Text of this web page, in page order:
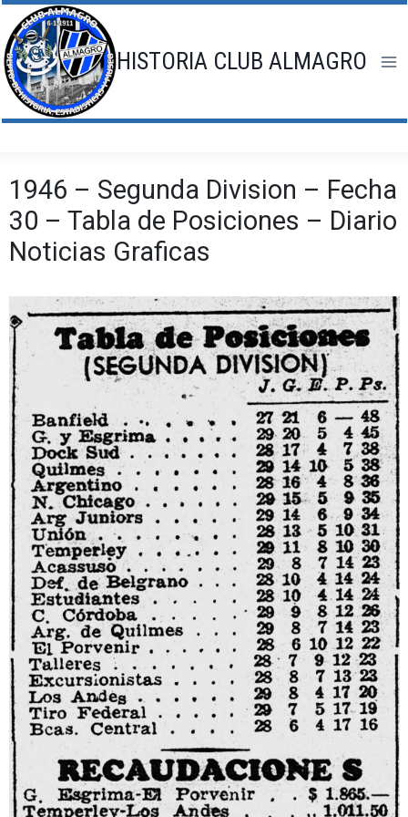
Saltar
al
contenido
HISTORIA CLUB ALMAGRO
1946 – Segunda Division – Fecha
30 – Tabla de Posiciones – Diario
Noticias Graficas